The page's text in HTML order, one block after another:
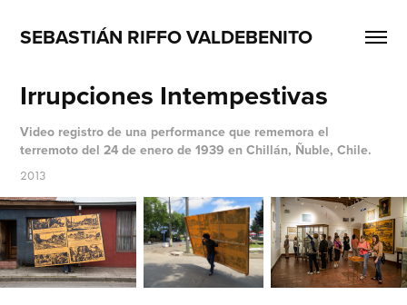
SEBASTIÁN RIFFO VALDEBENITO
Irrupciones Intempestivas
Video registro de una performance que rememora el
terremoto del 24 de enero de 1939 en Chillán, Ñuble, Chile.
2013